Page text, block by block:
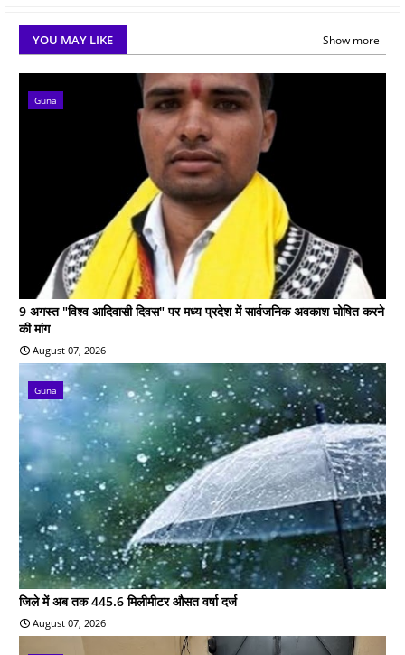
YOU MAY LIKE Show more
Guna
9 अगस्त "विश्व आदिवासी दिवस" पर मध्य प्रदेश में सार्वजनिक अवकाश घोषित करने
की मांग
August 07, 2026
Guna
जिले में अब तक 445.6 मिलीमीटर औसत वर्षा दर्ज
August 07, 2026